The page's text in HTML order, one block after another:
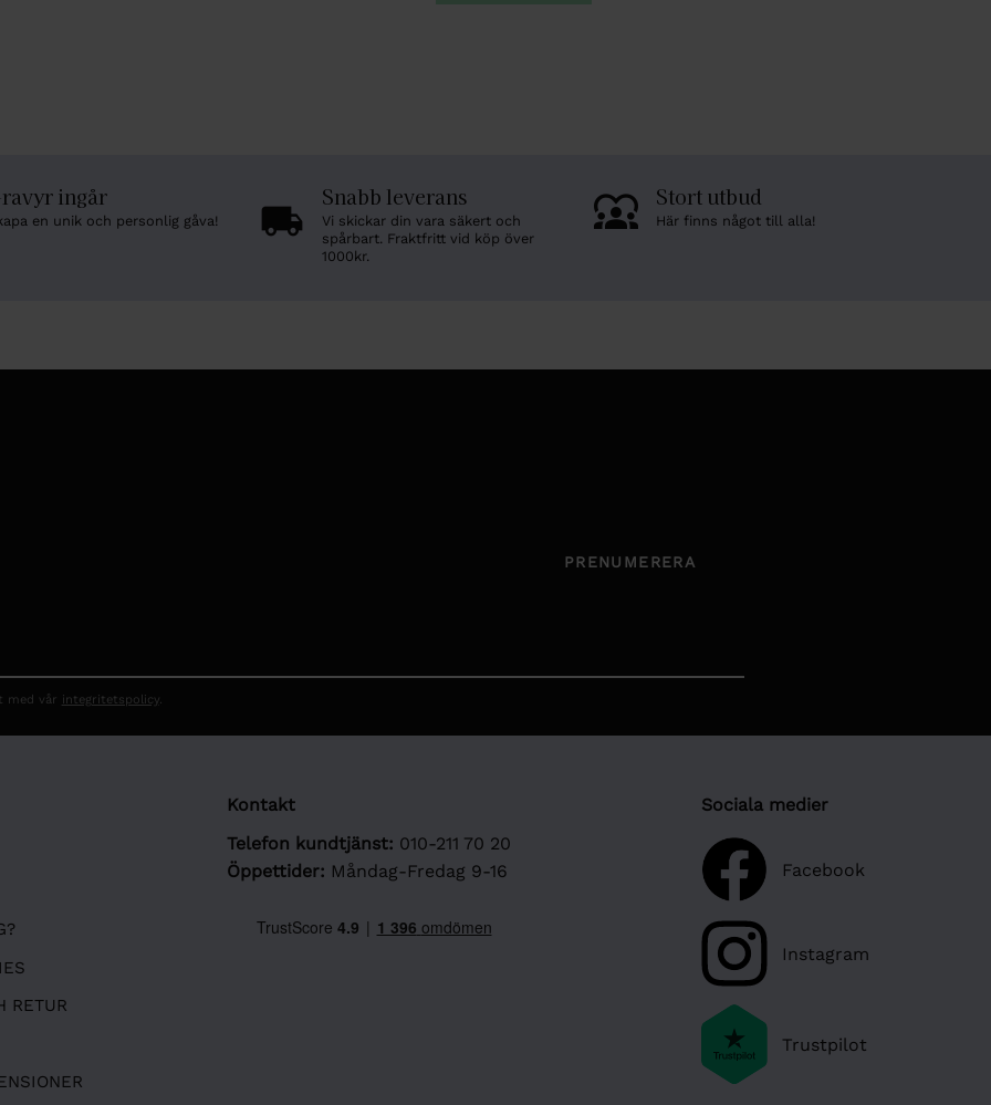
ingår
en unik och personlig gåva!
Snabb leverans
Vi skickar din vara säkert och
spårbart. Fraktfritt vid köp över
1000kr.
Stort utbud
Här finns något till alla!
PRENUMERERA
med vår integritetspolicy.
RETUR
Kontakt
Telefon kundtjänst: 010-211 70 20
Öppettider: Måndag-Fredag 9-16
Sociala medier
Facebook
Instagram
Trustpilot